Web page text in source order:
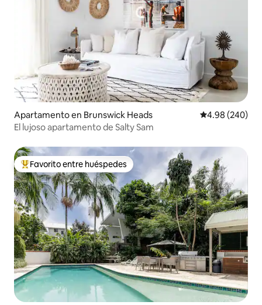
Apartamento en Brunswick Heads Calificación
4.98 (240)
El lujoso apartamento de Salty Sam
Favorito entre huéspedes preferido
Favorito entre huéspedes